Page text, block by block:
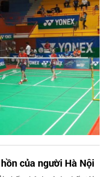
thi đấu trong vòng 6 ngày
Hà Nội.
của người Hà Nội